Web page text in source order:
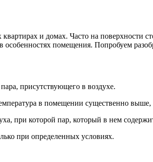
и домах. Часто на поверхности
особенностях помещения. Попробуем
присутствующего в воздухе.
в помещении существенно
при которой пар, который в нем
при определенных условиях.